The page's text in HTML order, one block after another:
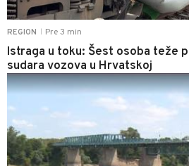
REGION Pre 3 min
Istraga u toku: Šest osoba teže
sudara vozova u Hrvatskoj